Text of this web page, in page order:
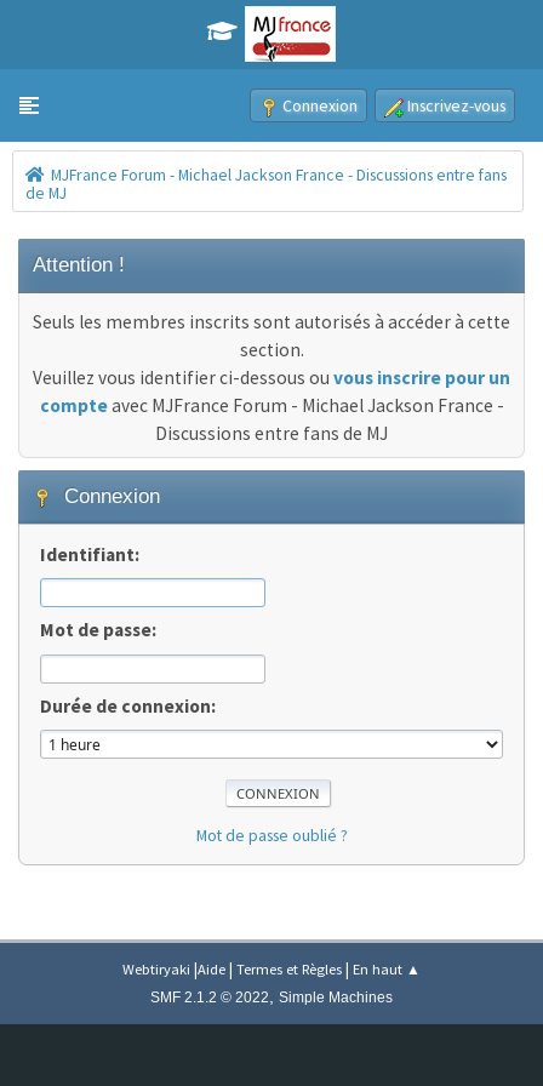
Toggle navigation Connexion Inscrivez-vous
MJFrance Forum - Michael Jackson France - Discussions entre fans
de MJ
Attention !
Seuls les membres inscrits sont autorisés à accéder à cette
section.
Veuillez vous identifier ci-dessous ou vous inscrire pour un
compteavec MJFrance Forum - Michael Jackson France -
Discussions entre fans de MJ
Connexion
Identifiant:
Mot de passe:
Durée de connexion:
Mot de passe oublié ?
Webtiryaki |Aide | Termes et Règles | En haut ▲
SMF 2.1.2 © 2022, Simple Machines